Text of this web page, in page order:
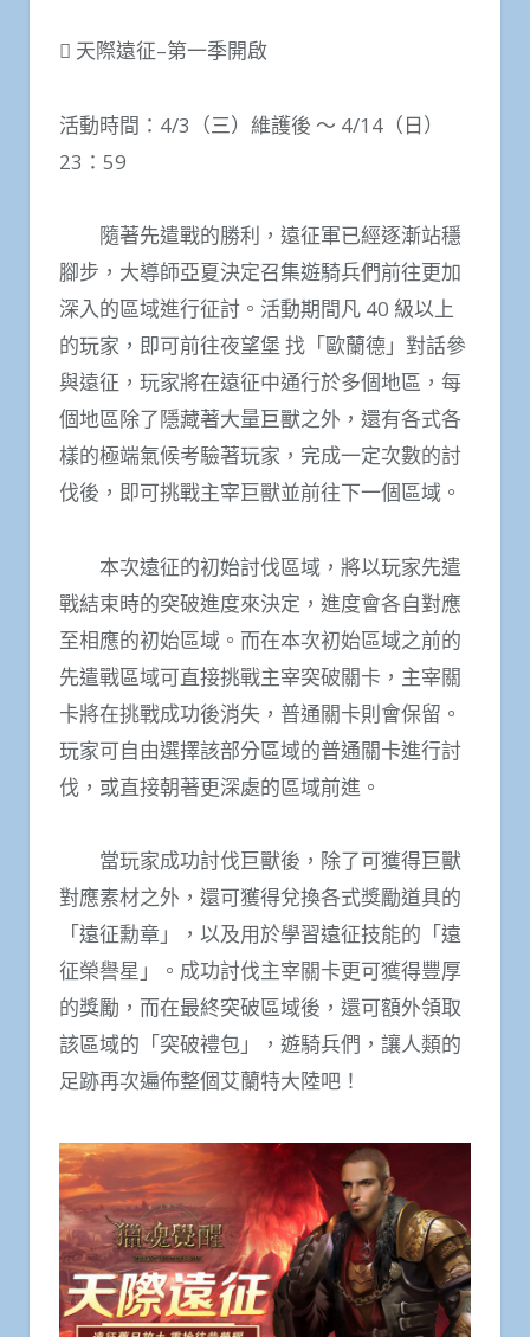
 天際遠征–第一季開啟
活動時間：4/3（三）維護後 ～ 4/14（日）
23：59
隨著先遣戰的勝利，遠征軍已經逐漸站穩
腳步，大導師亞夏決定召集遊騎兵們前往更加
深入的區域進行征討。活動期間凡 40 級以上
的玩家，即可前往夜望堡 找「歐蘭德」對話參
與遠征，玩家將在遠征中通行於多個地區，每
個地區除了隱藏著大量巨獸之外，還有各式各
樣的極端氣候考驗著玩家，完成一定次數的討
伐後，即可挑戰主宰巨獸並前往下一個區域。
本次遠征的初始討伐區域，將以玩家先遣
戰結束時的突破進度來決定，進度會各自對應
至相應的初始區域。而在本次初始區域之前的
先遣戰區域可直接挑戰主宰突破關卡，主宰關
卡將在挑戰成功後消失，普通關卡則會保留。
玩家可自由選擇該部分區域的普通關卡進行討
伐，或直接朝著更深處的區域前進。
當玩家成功討伐巨獸後，除了可獲得巨獸
對應素材之外，還可獲得兌換各式獎勵道具的
「遠征勳章」，以及用於學習遠征技能的「遠
征榮譽星」。成功討伐主宰關卡更可獲得豐厚
的獎勵，而在最終突破區域後，還可額外領取
該區域的「突破禮包」，遊騎兵們，讓人類的
足跡再次遍佈整個艾蘭特大陸吧！